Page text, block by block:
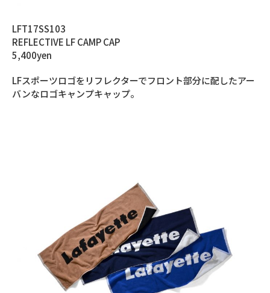
LFT17SS103
REFLECTIVE LF CAMP CAP
5,400yen
LFスポーツロゴをリフレクターでフロント部分に配したアー
バンなロゴキャンプキャップ。